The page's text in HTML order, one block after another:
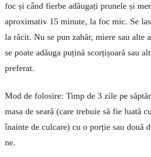
foc și când fierbe adăugați prunele și
aproximativ 15 mi­nute, la foc mic. Se
la răcit. Nu se pun zahăr, miere sau alte
se poate adăuga puțină scorțișoară sau
preferat.
Mod de folosire: Timp de 3 zile pe
masa de sea­ră (care trebuie să fie luată
înainte de culcare) cu o porție sau două
ne.